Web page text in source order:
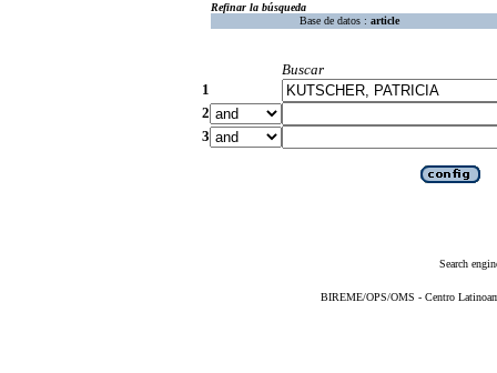
Refinar la búsqueda
Base de datos : article
Buscar
1
2
3
Search
BIREME/OPS/OMS - Centro